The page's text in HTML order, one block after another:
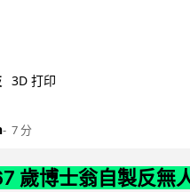
3D 打印
7 分
歲博士翁自製反無